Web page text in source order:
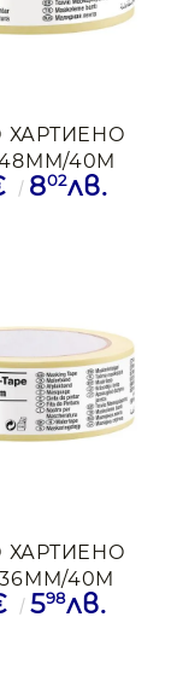
ХАРТИЕНО
40M
802лв.
ХАРТИЕНО
40M
598лв.